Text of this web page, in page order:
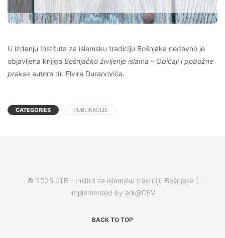
U izdanju Instituta za islamsku tradiciju Bošnjaka nedavno je
objavljena knjiga Bošnjačko življenje islama – Običaji i pobožne
prakse autora dr. Elvira Duranovića.
CATEGORIES PUBLIKACIJE
© 2025 IITB - Insitut za islamsku tradiciju Bošnjaka |
implemented by ark@DEV
BACK TO TOP